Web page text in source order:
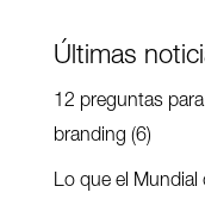
Últimas
12 preguntas
branding (6)
Lo que el